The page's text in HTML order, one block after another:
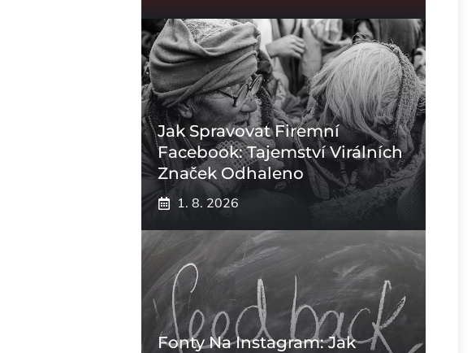
Jak Spravovat Firemní
Facebook: Tajemství Virálních
Značek Odhaleno
1. 8. 2026
Fonty Na Instagram: Jak